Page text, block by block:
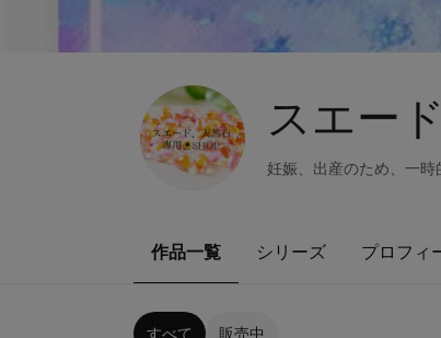
スエー
妊娠、出産のため、一時
作品一覧 シリーズ プロフィ
すべて 販売中